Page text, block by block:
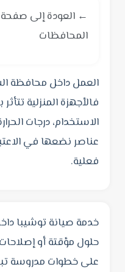
← العودة إلى
المحافظات
العمل داخل محافظة
فالأجهزة المنزلية
الاستخدام، درجات
عناصر نضعها في
فعلية.
خدمة صيانة توشيبا
حلول مؤقتة أو
على خطوات مدروسة